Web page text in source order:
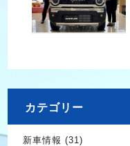
カテゴリー
新車情報 (31)